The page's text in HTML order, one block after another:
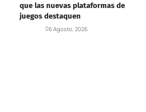
que las nuevas plataformas de
juegos destaquen
6 Agosto, 2026